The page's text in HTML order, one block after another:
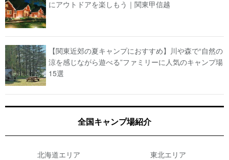
にアウトドアを楽しもう｜関東甲信越
【関東近郊の夏キャンプにおすすめ】川や森で“自然の
涼を感じながら遊べる”ファミリーに人気のキャンプ場
15選
全国キャンプ場紹介
北海道エリア 東北エリア